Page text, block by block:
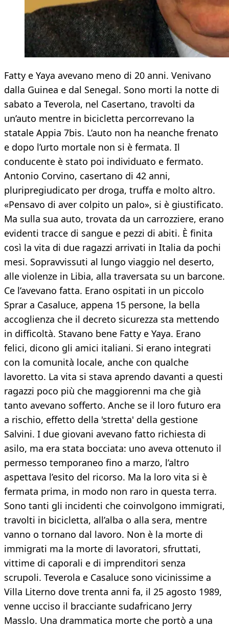
Fatty e Yaya avevano meno di 20 anni. Venivano
dalla Guinea e dal Senegal. Sono morti la notte di
sabato a Teverola, nel Casertano, travolti da
un’auto mentre in bicicletta percorrevano la
statale Appia 7bis. L’auto non ha neanche frenato
e dopo l’urto mortale non si è fermata. Il
conducente è stato poi individuato e fermato.
Antonio Corvino, casertano di 42 anni,
pluripregiudicato per droga, truffa e molto altro.
«Pensavo di aver colpito un palo», si è giustificato.
Ma sulla sua auto, trovata da un carrozziere, erano
evidenti tracce di sangue e pezzi di abiti. È finita
così la vita di due ragazzi arrivati in Italia da pochi
mesi. Sopravvissuti al lungo viaggio nel deserto,
alle violenze in Libia, alla traversata su un barcone.
Ce l’avevano fatta. Erano ospitati in un piccolo
Sprar a Casaluce, appena 15 persone, la bella
accoglienza che il decreto sicurezza sta mettendo
in difficoltà. Stavano bene Fatty e Yaya. Erano
felici, dicono gli amici italiani. Si erano integrati
con la comunità locale, anche con qualche
lavoretto. La vita si stava aprendo davanti a questi
ragazzi poco più che maggiorenni ma che già
tanto avevano sofferto. Anche se il loro futuro era
a rischio, effetto della 'stretta' della gestione
Salvini. I due giovani avevano fatto richiesta di
asilo, ma era stata bocciata: uno aveva ottenuto il
permesso temporaneo fino a marzo, l’altro
aspettava l’esito del ricorso. Ma la loro vita si è
fermata prima, in modo non raro in questa terra.
Sono tanti gli incidenti che coinvolgono immigrati,
travolti in bicicletta, all’alba o alla sera, mentre
vanno o tornano dal lavoro. Non è la morte di
immigrati ma la morte di lavoratori, sfruttati,
vittime di caporali e di imprenditori senza
scrupoli. Teverola e Casaluce sono vicinissime a
Villa Literno dove trenta anni fa, il 25 agosto 1989,
venne ucciso il bracciante sudafricano Jerry
Masslo. Una drammatica morte che portò a una